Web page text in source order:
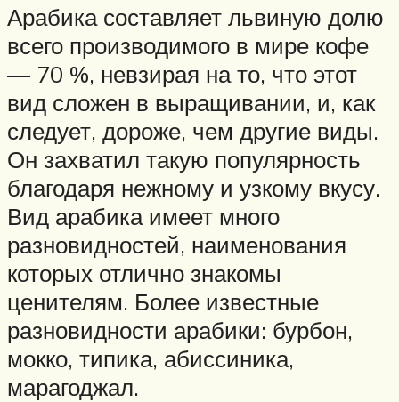
Арабика составляет львиную долю
всего производимого в мире кофе
— 70 %, невзирая на то, что этот
вид сложен в выращивании, и, как
следует, дороже, чем другие виды.
Он захватил такую популярность
благодаря нежному и узкому вкусу.
Вид арабика имеет много
разновидностей, наименования
которых отлично знакомы
ценителям. Более известные
разновидности арабики: бурбон,
мокко, типика, абиссиника,
марагоджал.